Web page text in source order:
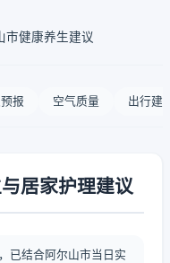
市健康养生建议
报 空气质量 出行建
居家护理建议
已结合阿尔山市当日实